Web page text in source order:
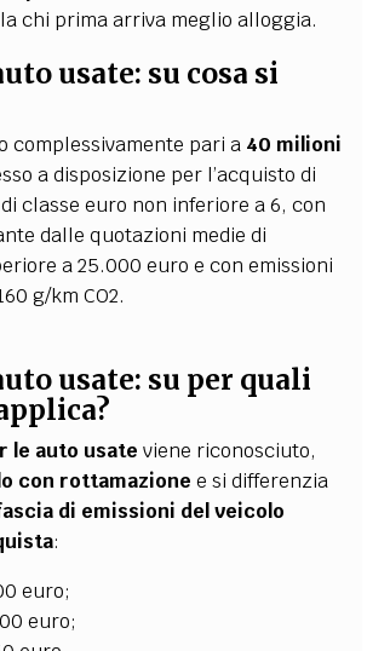
chi prima arriva meglio alloggia.
usate: su cosa si
complessivamente pari a 40 milioni
a disposizione per l’acquisto di
classe euro non inferiore a 6, con
dalle quotazioni medie di
a 25.000 euro e con emissioni
g/km CO2.
usate: su per quali
le auto usateviene riconosciuto,
con rottamazione e si differenzia
di emissioni del veicolo
:
euro;
euro;